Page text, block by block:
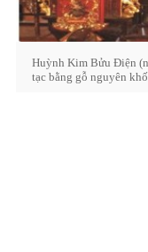
Huỳnh Kim Bửu Điện
tạc bằng gỗ nguyên